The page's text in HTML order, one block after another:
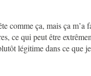
comme ça, mais ça m’a
ce qui peut être
légitime dans ce que